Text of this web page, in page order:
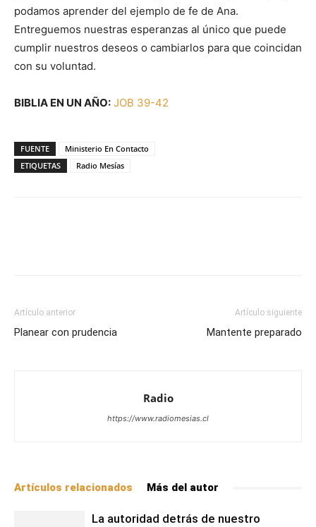
podamos aprender del ejemplo de fe de Ana.
Entreguemos nuestras esperanzas al único que puede
cumplir nuestros deseos o cambiarlos para que coincidan
con su voluntad.
BIBLIA EN UN AÑO: JOB 39-42
FUENTE
Ministerio En Contacto
ETIQUETAS
Radio Mesías
Artículo anterior
Planear con prudencia
Artículo siguiente
Mantente preparado
Radio
https://www.radiomesias.cl
Artículos relacionados Más del autor
La autoridad detrás de nuestro